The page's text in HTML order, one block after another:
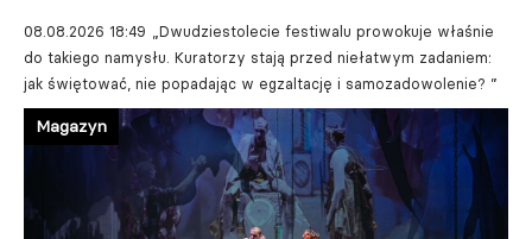
08.08.2026 18:49 „Dwudziestolecie festiwalu prowokuje właśnie
do takiego namysłu. Kuratorzy stają przed niełatwym zadaniem:
jak świętować, nie popadając w egzaltację i samozadowolenie? ”
Magazyn